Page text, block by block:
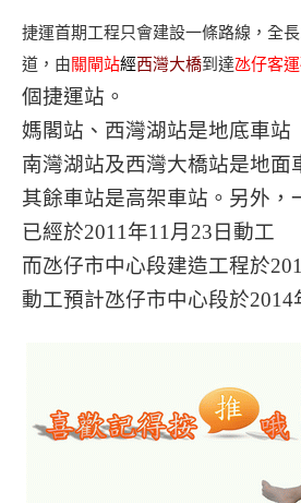
捷運首期工程只會建設一條路線，全
道，由關閘站經西灣大橋到達氹仔客
個捷運站。
媽閣站、西灣湖站是地底車站
南灣湖站及西灣大橋站是地面
其餘車站是高架車站。 另外，
已經於2011年11月23日動工
而氹仔市中心段建造工程於
動工預計氹仔市中心段於2014